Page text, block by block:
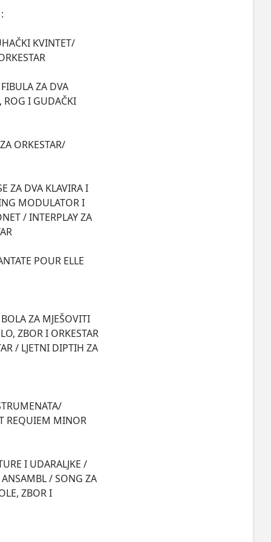
KVINTET/
ZA DVA
ROG I GUDAČKI
ORKESTAR/
ZA DVA KLAVIRA I
MODULATOR I
/ INTERPLAY ZA
POUR ELLE
ZA MJEŠOVITI
ZBOR I ORKESTAR
/ LJETNI DIPTIH ZA
REQUIEM MINOR
I UDARALJKE /
/ SONG ZA
ZBOR I